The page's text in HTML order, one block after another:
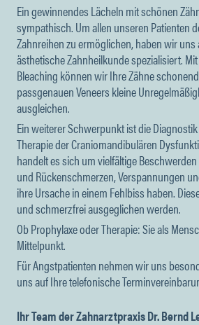
Ein gewinnendes Lächeln mit schönen
sympathisch. Um allen unseren Patienten
Zahnreihen zu ermöglichen, haben wir uns
ästhetische Zahnheilkunde spezialisiert.
Bleaching können wir Ihre Zähne
passgenauen Veneers kleine
ausgleichen.
Ein weiterer Schwerpunkt ist die
Therapie der Craniomandibulären
handelt es sich um vielfältige
und Rückenschmerzen, Verspannungen
ihre Ursache in einem Fehlbiss haben.
und schmerzfrei ausgeglichen werden.
Ob Prophylaxe oder Therapie: Sie als
Mittelpunkt.
Für Angstpatienten nehmen wir uns
uns auf Ihre telefonische
Ihr Team der Zahnarztpraxis Dr. Bernd